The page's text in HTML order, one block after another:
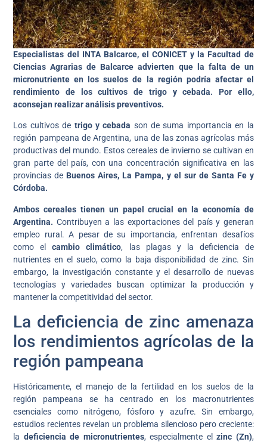
Especialistas del INTA Balcarce, el CONICET y la Facultad de
Ciencias Agrarias de Balcarce advierten que la falta de un
micronutriente en los suelos de la región podría afectar el
rendimiento de los cultivos de trigo y cebada. Por ello,
aconsejan realizar análisis preventivos.
Los cultivos de trigo y cebada son de suma importancia en la
región pampeana de Argentina, una de las zonas agrícolas más
productivas del mundo. Estos cereales de invierno se cultivan en
gran parte del país, con una concentración significativa en las
provincias de Buenos Aires, La Pampa, y el sur de Santa Fe y
Córdoba.
Ambos cereales tienen un papel crucial en la economía de
Argentina. Contribuyen a las exportaciones del país y generan
empleo rural. A pesar de su importancia, enfrentan desafíos
como elcambio climático, las plagas y la deficiencia de
nutrientes en el suelo, como la baja disponibilidad de zinc. Sin
embargo, la investigación constante y el desarrollo de nuevas
tecnologías y variedades buscan optimizar la producción y
mantener la competitividad del sector.
La deficiencia de zinc amenaza
los rendimientos agrícolas de la
región pampeana
Históricamente, el manejo de la fertilidad en los suelos de la
región pampeana se ha centrado en los macronutrientes
esenciales como nitrógeno, fósforo y azufre. Sin embargo,
estudios recientes revelan un problema silencioso pero creciente:
la deficiencia de micronutrientes, especialmente elzinc (Zn),